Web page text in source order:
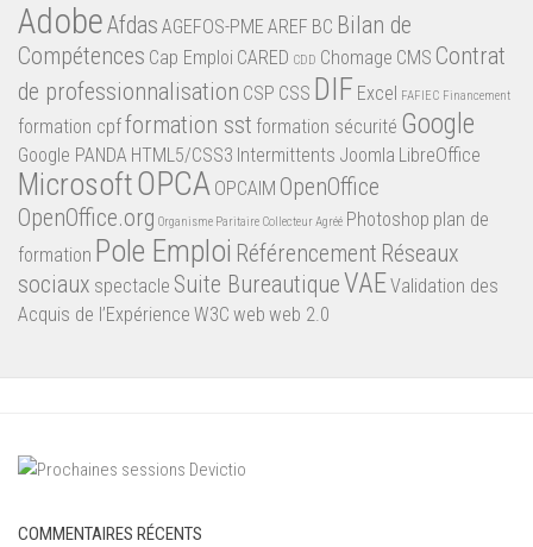
AdobeAfdas AGEFOS-PME AREF BC Bilan de
Compétences Cap Emploi CARED CDD Chomage CMS Contrat
de professionnalisation CSP CSS DIF Excel FAFIEC Financement
formation cpfformation sst formation sécurité Google
Google PANDA HTML5/CSS3 Intermittents Joomla LibreOffice
MicrosoftOPCA OPCAIM OpenOffice
OpenOffice.org Organisme Paritaire Collecteur Agréé Photoshop plan de
formation Pole Emploi Référencement Réseaux
sociaux spectacle Suite BureautiqueVAEValidation des
Acquis de l’Expérience W3C web web 2.0
COMMENTAIRES RÉCENTS